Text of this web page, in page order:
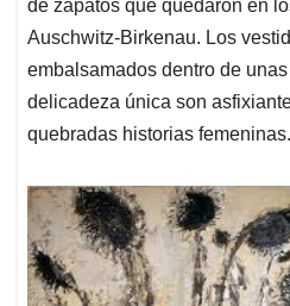
de zapatos que quedaron en
Auschwitz-Birkenau. Los
embalsamados dentro de
delicadeza única son
quebradas historias femeninas.